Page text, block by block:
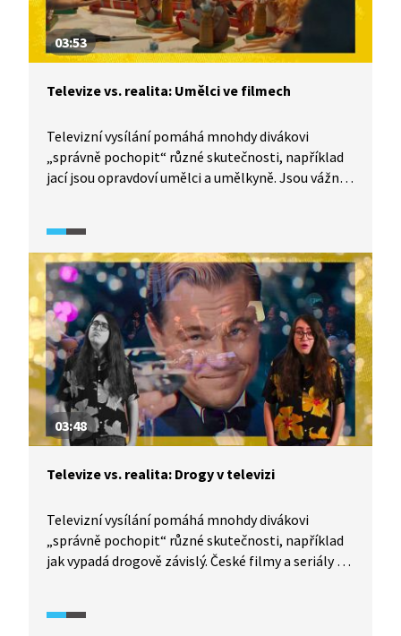
03:53
Televize vs. realita: Umělci ve filmech
Televizní vysílání pomáhá mnohdy divákovi
„správně pochopit“ různé skutečnosti, například
jací jsou opravdoví umělci a umělkyně. Jsou vážně
I tomu se věnuje dokumentární seriál TeleRevize
2.0.
03:48
Televize vs. realita: Drogy v televizi
Televizní vysílání pomáhá mnohdy divákovi
„správně pochopit“ různé skutečnosti, například
jak vypadá drogově závislý. České filmy a seriály se
popisu takových postav. A měří filmaři všem